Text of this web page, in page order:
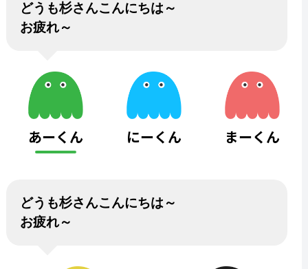
どうも杉さんこんにちは～
お疲れ～
あーくん にーくん まーくん
どうも杉さんこんにちは～
お疲れ～